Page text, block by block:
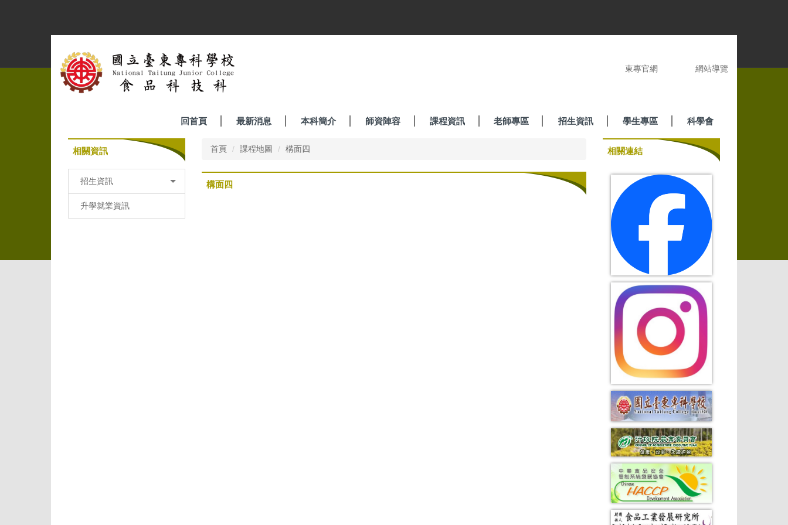
容
東專官網 網站導覽
回首頁 最新消息 本科簡介 師資陣容 課程資訊 老師專區 招生資訊 學生專區 科學會
相關資訊
招生資訊
升學就業資訊
首頁 課程地圖 構面四
構面四
相關連結